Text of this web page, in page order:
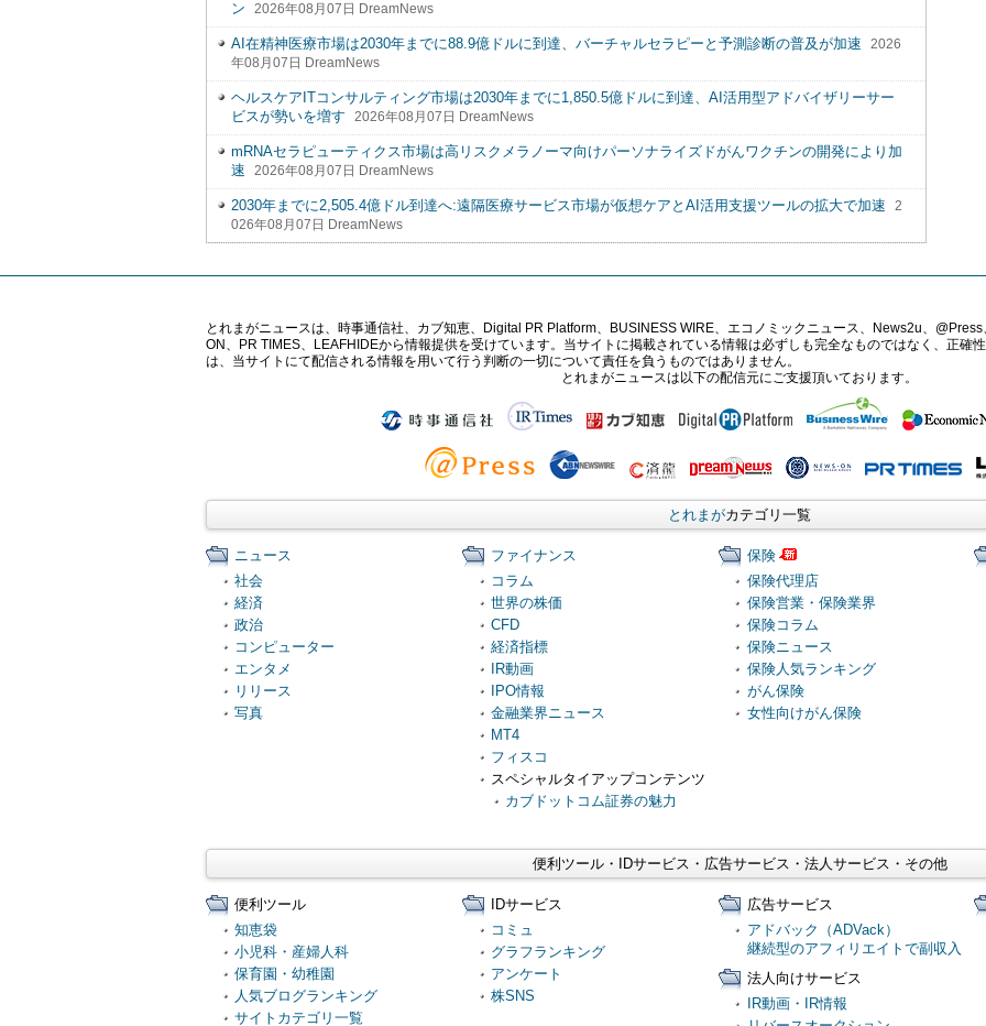
ン
2026年08月07日 DreamNews
AI在精神医療市場は2030年までに88.9億ドルに到達、バーチャルセラピーと予測診断の普及が加速
2026
年08月07日 DreamNews
ヘルスケアITコンサルティング市場は2030年までに1,850.5億ドルに到達、AI活用型アドバイザリーサー
ビスが勢いを増す
2026年08月07日 DreamNews
mRNAセラピューティクス市場は高リスクメラノーマ向けパーソナライズドがんワクチンの開発により加
速
2026年08月07日 DreamNews
2030年までに2,505.4億ドル到達へ:遠隔医療サービス市場が仮想ケアとAI活用支援ツールの拡大で加速
2
026年08月07日 DreamNews
とれまがニュースは、時事通信社、カブ知恵、Digital PR Platform、BUSINESS WIRE、エコノミックニュース、News2u、
ON、PR TIMES、LEAFHIDEから情報提供を受けています。当サイトに掲載されている情報は必ずしも完全なものではなく、正確
は、当サイトにて配信される情報を用いて行う判断の一切について責任を負うものではありません。
とれまがニュースは以下の配信元にご支援頂いております。
とれまがカテゴリ一覧
ニュース
社会
経済
政治
コンピューター
エンタメ
リリース
写真
ファイナンス
コラム
世界の株価
CFD
経済指標
IR動画
IPO情報
金融業界ニュース
MT4
フィスコ
スペシャルタイアップコンテンツ
カブドットコム証券の魅力
保険
保険代理店
保険営業・保険業界
保険コラム
保険ニュース
保険人気ランキング
がん保険
女性向けがん保険
便利ツール・IDサービス・広告サービス・法人サービス・その他
便利ツール
知恵袋
小児科・産婦人科
保育園・幼稚園
人気ブログランキング
サイトカテゴリ一覧
IDサービス
コミュ
グラフランキング
アンケート
株SNS
広告サービス
アドバック（ADVack）
継続型のアフィリエイトで副収入
法人向けサービス
IR動画・IR情報